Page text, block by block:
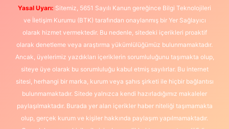
Yasal Uyarı: Sitemiz, 5651 Sayılı Kanun gereğince Bilgi Teknolojileri
ve İletişim Kurumu (BTK) tarafından onaylanmış bir Yer Sağlayıcı
olarak hizmet vermektedir. Bu nedenle, sitedeki içerikleri proaktif
olarak denetleme veya araştırma yükümlülüğümüz bulunmamaktadır.
Ancak, üyelerimiz yazdıkları içeriklerin sorumluluğunu taşımakta olup,
siteye üye olarak bu sorumluluğu kabul etmiş sayılırlar. Bu internet
sitesi, herhangi bir marka, kurum veya şahıs şirketi ile hiçbir bağlantısı
bulunmamaktadır. Sitede yalnızca kendi hazırladığımız makaleler
paylaşılmaktadır. Burada yer alan içerikler haber niteliği taşımamakta
olup, gerçek kurum ve kişiler hakkında paylaşım yapılmamaktadır.